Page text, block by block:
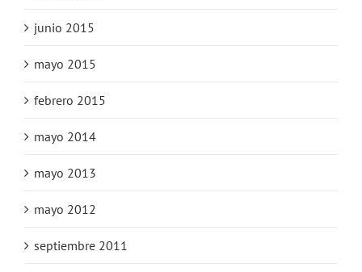
junio 2015
mayo 2015
febrero 2015
mayo 2014
mayo 2013
mayo 2012
septiembre 2011